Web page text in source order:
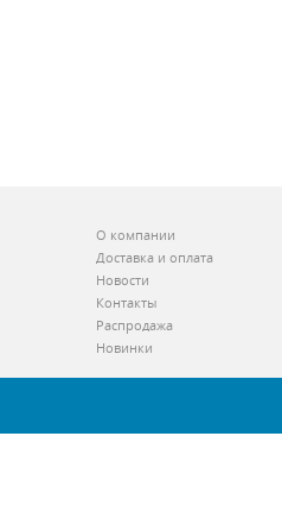
О компании
Доставка и оплата
Новости
Контакты
Распродажа
Новинки